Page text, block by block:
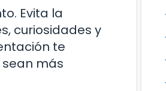
Evita la
curiosidades y
te
más